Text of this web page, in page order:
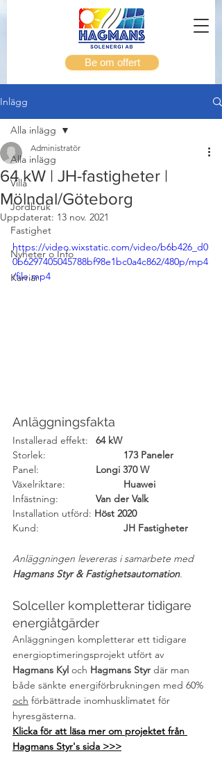
Be om offert
Inlägg
Alla inlägg
Villa
Jordbruk
Fastighet
Nyheter o Info
Karriär
Alla inlägg
64 kW | JH-fastigheter |
Mölndal/Göteborg
Administratör
Uppdaterat: 13 nov. 2021
https://video.wixstatic.com/video/b6b426_d0
0b6297405045788bf98e1bc0a4c862/480p/mp4
/file.mp4
Anläggningsfakta
64 kW
Storlek:
173 Paneler
Longi 370 W
Huawei
Infästning:
Van der Valk
Installation utförd: Höst 2020
Kund:
JH Fastigheter
Anläggningen levereras i samarbete med
Hagmans Styr & Fastighetsautomation.
Solceller kompletterar tidigare
energiåtgärder
Anläggningen kompletterar ett tidigare
energioptimeringsprojekt utfört av
Hagmans Kyl och Hagmans Styr där man
både sänkte energiförbrukningen med 60%
och förbättrade inomhusklimatet för
hyresgästerna.
Klicka för att läsa mer om projektet från
Hagmans Styr's sida >>>